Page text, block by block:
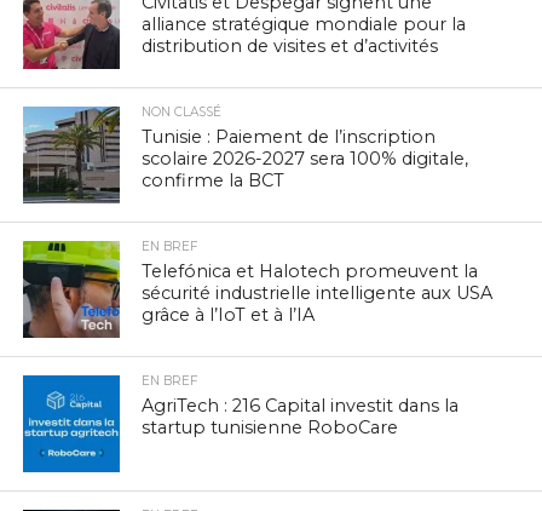
alliance stratégique mondiale pour la
distribution de visites et d’activités
NON CLASSÉ
Tunisie : Paiement de l’inscription
scolaire 2026-2027 sera 100% digitale,
confirme la BCT
EN BREF
Telefónica et Halotech promeuvent la
sécurité industrielle intelligente aux USA
grâce à l’IoT et à l’IA
EN BREF
AgriTech : 216 Capital investit dans la
startup tunisienne RoboCare